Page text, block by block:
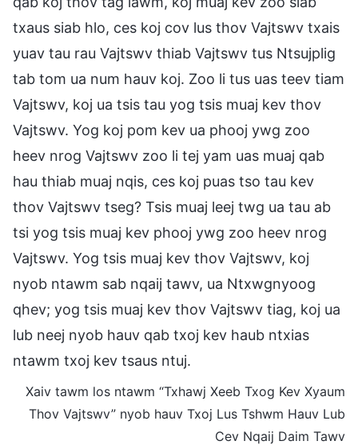
txaus siab hlo, ces koj cov lus thov Vajtswv txais
yuav tau rau Vajtswv thiab Vajtswv tus Ntsujplig
tab tom ua num hauv koj. Zoo li tus uas teev tiam
Vajtswv, koj ua tsis tau yog tsis muaj kev thov
Vajtswv. Yog koj pom kev ua phooj ywg zoo
heev nrog Vajtswv zoo li tej yam uas muaj qab
hau thiab muaj nqis, ces koj puas tso tau kev
thov Vajtswv tseg? Tsis muaj leej twg ua tau ab
tsi yog tsis muaj kev phooj ywg zoo heev nrog
Vajtswv. Yog tsis muaj kev thov Vajtswv, koj
nyob ntawm sab nqaij tawv, ua Ntxwgnyoog
qhev; yog tsis muaj kev thov Vajtswv tiag, koj ua
lub neej nyob hauv qab txoj kev haub ntxias
ntawm txoj kev tsaus ntuj.
Xaiv tawm los ntawm “Txhawj Xeeb Txog Kev Xyaum
Thov Vajtswv” nyob hauv Txoj Lus Tshwm Hauv Lub
Cev Nqaij Daim Tawv